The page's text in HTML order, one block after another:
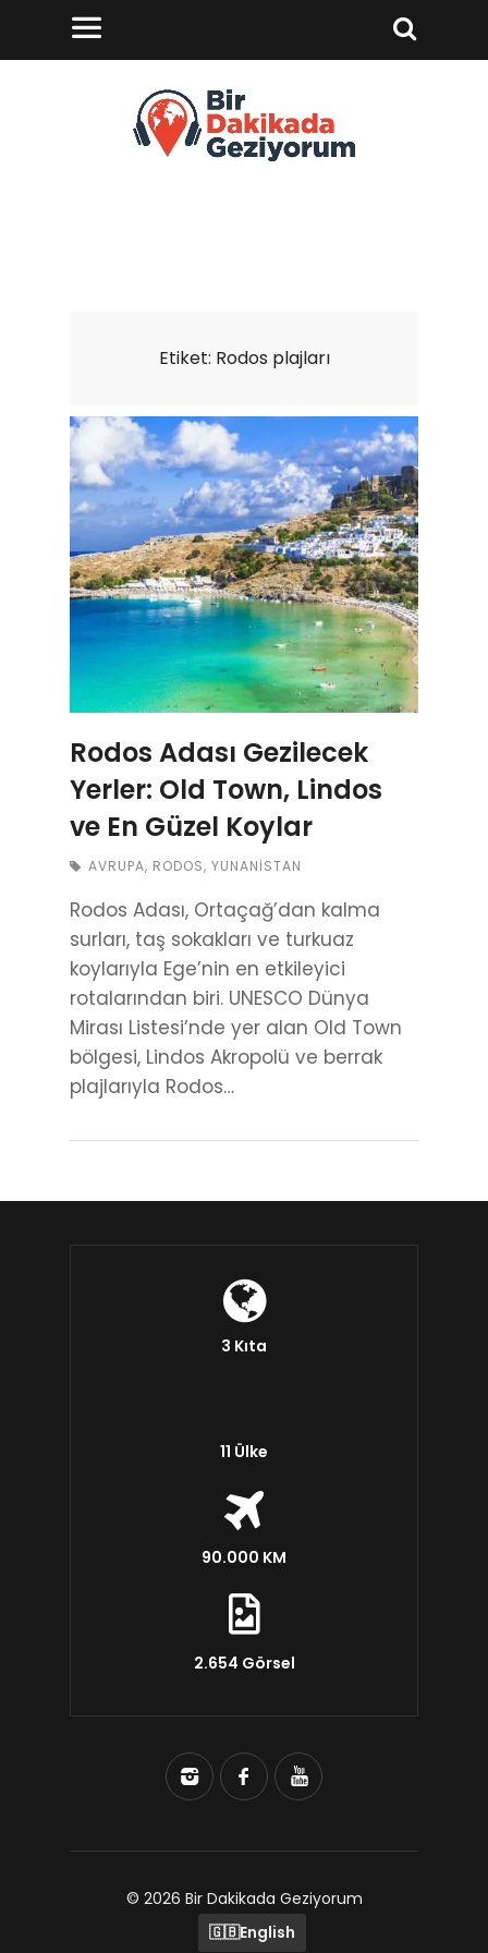
Etiket: Rodos plajları
Rodos Adası Gezilecek
Yerler: Old Town, Lindos
ve En Güzel Koylar
AVRUPA, RODOS, YUNANISTAN
Rodos Adası, Ortaçağ’dan kalma
surları, taş sokakları ve turkuaz
koylarıyla Ege’nin en etkileyici
rotalarından biri. UNESCO Dünya
Mirası Listesi’nde yer alan Old Town
bölgesi, Lindos Akropolü ve berrak
plajlarıyla Rodos…
3 Kıta
11 Ülke
90.000 KM
2.654 Görsel
© 2026 Bir Dakikada Geziyorum
🇬🇧English